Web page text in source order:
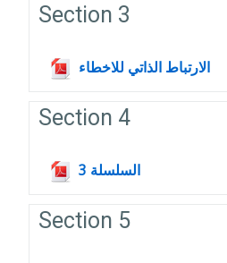
Section 3
الارتباط الذاتي للاخطاء
Fichier
Section 4
السلسلة 3
Fichier
Section 5